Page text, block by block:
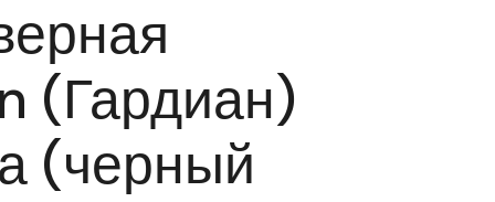
(Гардиан)
(черный